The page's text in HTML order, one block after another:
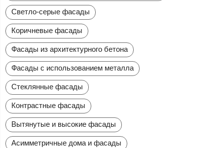
Светло-серые фасады
Коричневые фасады
Фасады из архитектурного бетона
Фасады с использованием металла
Стеклянные фасады
Контрастные фасады
Вытянутые и высокие фасады
Асимметричные дома и фасады